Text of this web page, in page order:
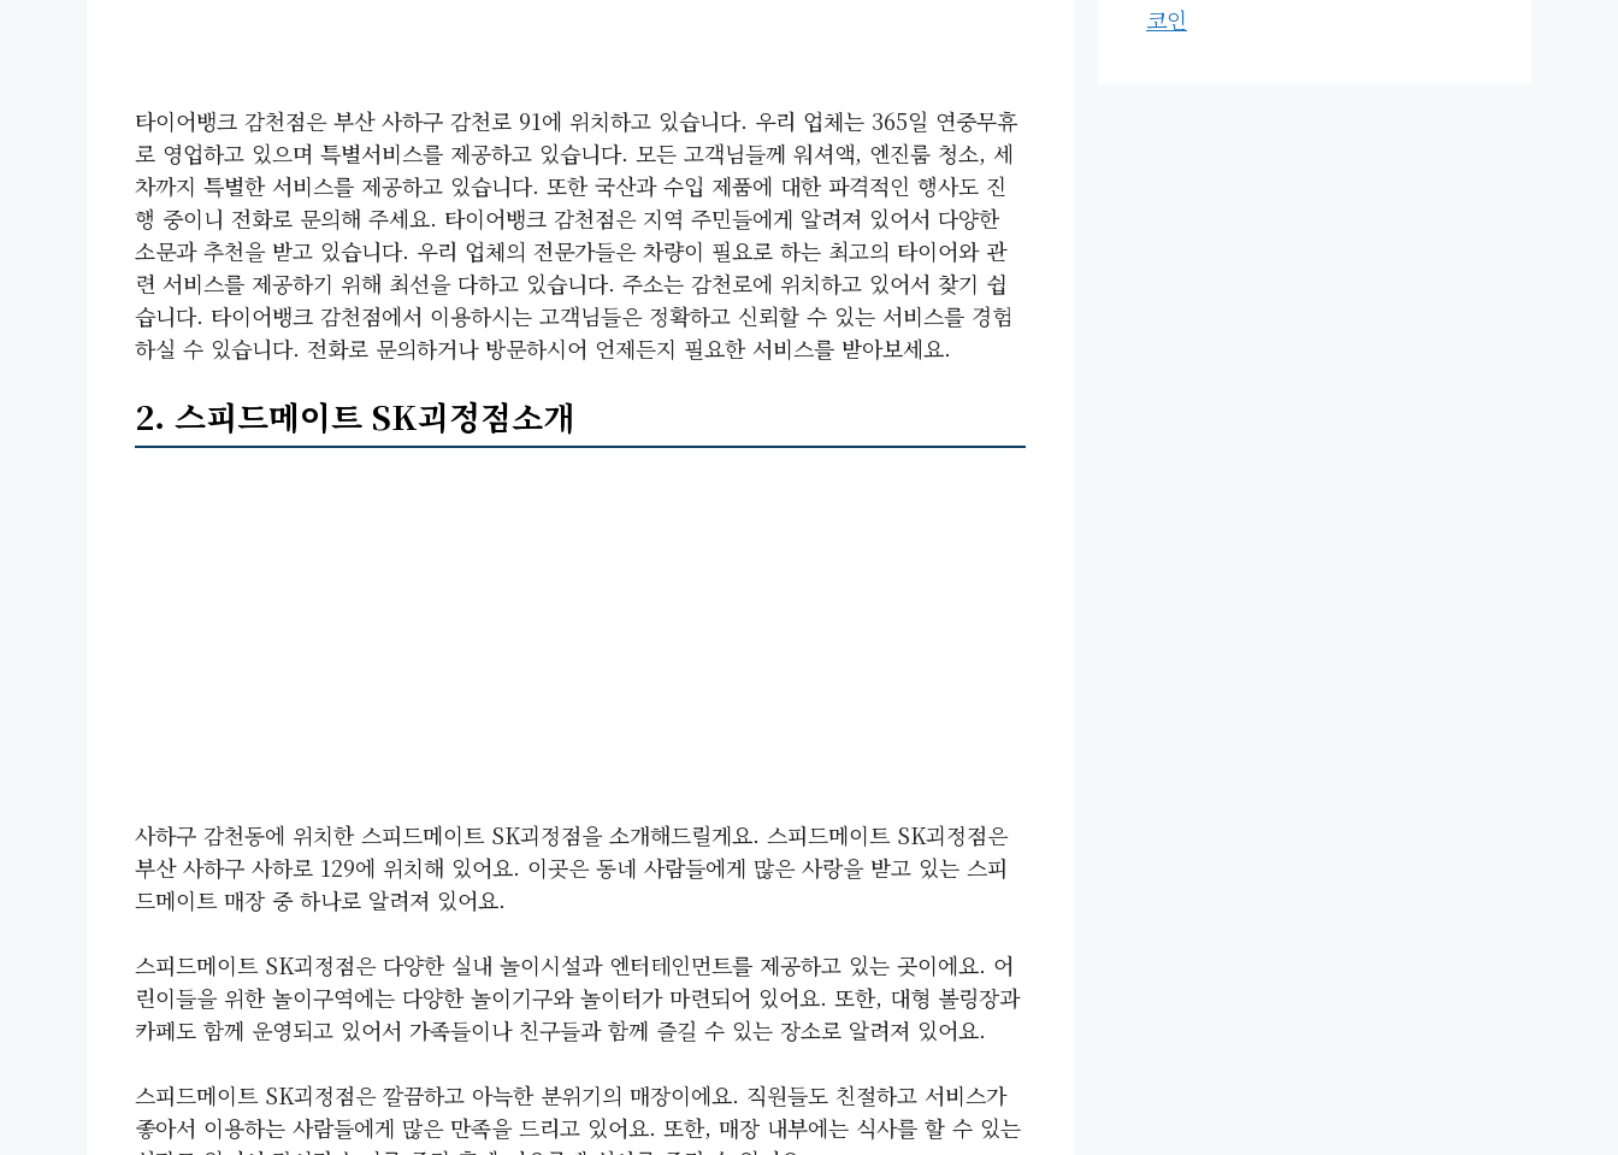
타이어뱅크 감천점은 부산 사하구 감천로 91에 위치하고 있습니다. 우리 업체는 365일 연중무휴
로 영업하고 있으며 특별서비스를 제공하고 있습니다. 모든 고객님들께 워셔액, 엔진룸 청소, 세
차까지 특별한 서비스를 제공하고 있습니다. 또한 국산과 수입 제품에 대한 파격적인 행사도 진
행 중이니 전화로 문의해 주세요. 타이어뱅크 감천점은 지역 주민들에게 알려져 있어서 다양한
소문과 추천을 받고 있습니다. 우리 업체의 전문가들은 차량이 필요로 하는 최고의 타이어와 관
련 서비스를 제공하기 위해 최선을 다하고 있습니다. 주소는 감천로에 위치하고 있어서 찾기 쉽
습니다. 타이어뱅크 감천점에서 이용하시는 고객님들은 정확하고 신뢰할 수 있는 서비스를 경험
하실 수 있습니다. 전화로 문의하거나 방문하시어 언제든지 필요한 서비스를 받아보세요.
2. 스피드메이트 SK괴정점소개
사하구 감천동에 위치한 스피드메이트 SK괴정점을 소개해드릴게요. 스피드메이트 SK괴정점은
부산 사하구 사하로 129에 위치해 있어요. 이곳은 동네 사람들에게 많은 사랑을 받고 있는 스피
드메이트 매장 중 하나로 알려져 있어요.
스피드메이트 SK괴정점은 다양한 실내 놀이시설과 엔터테인먼트를 제공하고 있는 곳이에요. 어
린이들을 위한 놀이구역에는 다양한 놀이기구와 놀이터가 마련되어 있어요. 또한, 대형 볼링장과
카페도 함께 운영되고 있어서 가족들이나 친구들과 함께 즐길 수 있는 장소로 알려져 있어요.
스피드메이트 SK괴정점은 깔끔하고 아늑한 분위기의 매장이에요. 직원들도 친절하고 서비스가
좋아서 이용하는 사람들에게 많은 만족을 드리고 있어요. 또한, 매장 내부에는 식사를 할 수 있는
코인